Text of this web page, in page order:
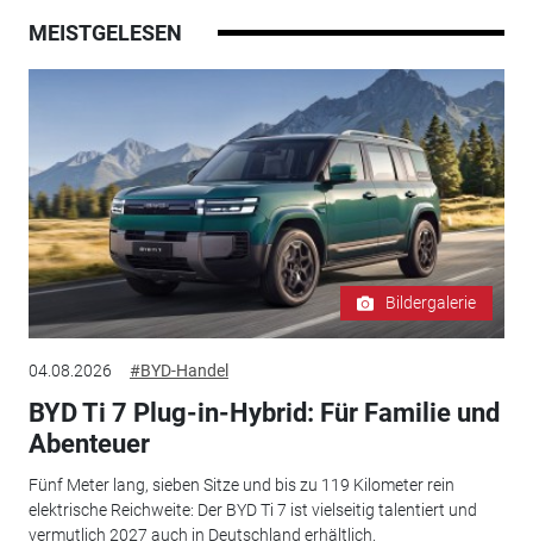
MEISTGELESEN
Bildergalerie
04.08.2026 #BYD-Handel
BYD Ti 7 Plug-in-Hybrid: Für Familie und
Abenteuer
Fünf Meter lang, sieben Sitze und bis zu 119 Kilometer rein
elektrische Reichweite: Der BYD Ti 7 ist vielseitig talentiert und
vermutlich 2027 auch in Deutschland erhältlich.